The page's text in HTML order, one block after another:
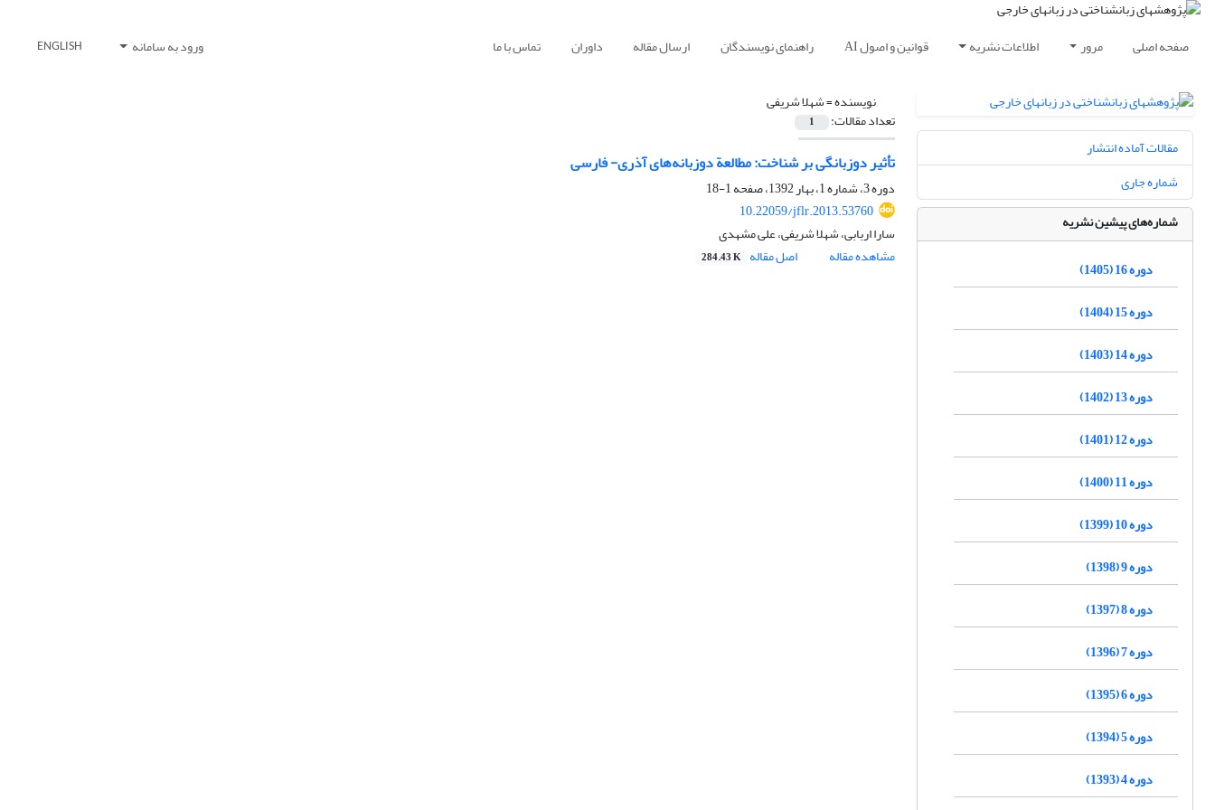
صفحه اصلی مرور اطلاعات نشریه قوانین و اصول AI راهنمای نویسندگان ارسال مقاله داوران تماس با ما ورود به سامانه ENGLISH
نویسنده =شهلا شریفی
تعداد مقالات: 1
تأثیر دوزبانگی بر شناخت: مطالعة دوزبانه‌های آذری- فارسی
دوره 3، شماره 1، بهار 1392، صفحه
1-18
10.22059/jflr.2013.53760
سارا اربابی، شهلا شریفی، علی مشهدی
مشاهده مقاله
اصل مقاله 284.43 K
مقالات آماده انتشار
شماره جاری
شماره‌های پیشین نشریه
دوره 16 (1405)
دوره 15 (1404)
دوره 14 (1403)
دوره 13 (1402)
دوره 12 (1401)
دوره 11 (1400)
دوره 10 (1399)
دوره 9 (1398)
دوره 8 (1397)
دوره 7 (1396)
دوره 6 (1395)
دوره 5 (1394)
دوره 4 (1393)